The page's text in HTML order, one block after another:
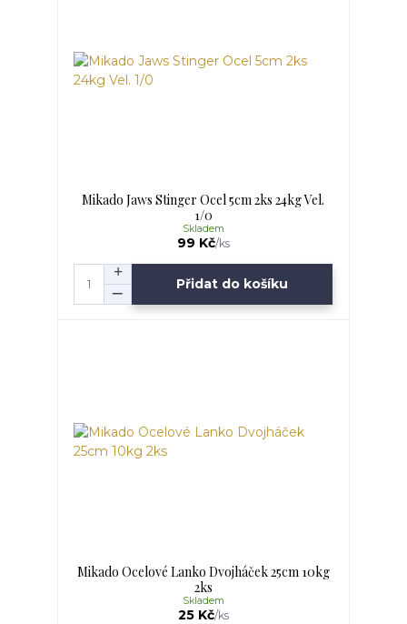
Mikado Jaws Stinger Ocel 5cm 2ks 24kg Vel.
1/0
99 Kč/ks
Skladem
Přidat do košíku
Mikado Ocelové Lanko Dvojháček 25cm 10kg
2ks
25 Kč/ks
Skladem